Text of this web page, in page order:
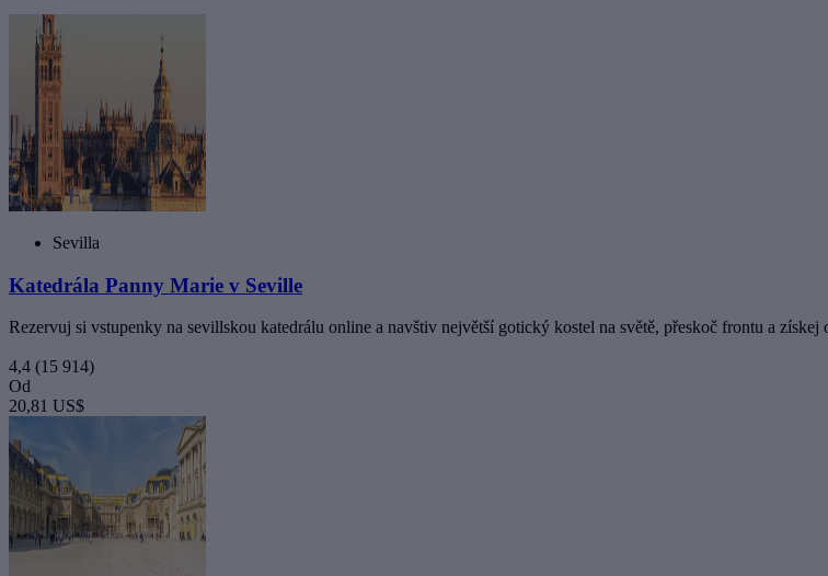
Sevilla
Katedrála Panny Marie v Seville
Rezervuj si vstupenky na sevillskou katedrálu online a navštiv největší gotický kostel na světě, přeskoč frontu a
4,4 (15 914)
Od
20,81 US$